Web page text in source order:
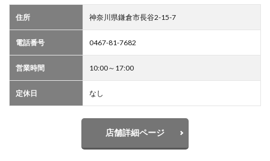
住所 神奈川県鎌倉市長谷2-15-7
電話番号 0467-81-7682
営業時間 10:00～17:00
定休日 なし
店舗詳細ページ